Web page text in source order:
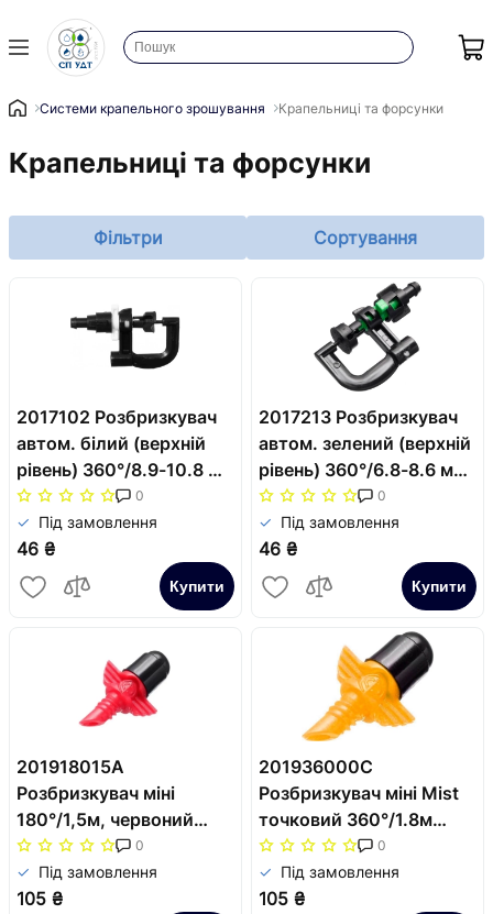
Системи крапельного зрошування Крапельниці та форсунки
Крапельниці та форсунки
Фільтри Сортування
2017102 Розбризкувач
автом. білий (верхній
рівень) 360°/8.9-10.8 м
SAB
0
Під замовлення
46 ₴
Купити
2017213 Розбризкувач
автом. зелений (верхній
рівень) 360°/6.8-8.6 м
SAB
0
Під замовлення
46 ₴
Купити
201918015A
Розбризкувач міні
180°/1,5м, червоний
(1упак.=10 шт.) SAB
0
Під замовлення
105 ₴
201936000C
Розбризкувач міні Mist
точковий 360°/1.8м
жовтий (1 упак. = 10
шт.) SAB
0
Під замовлення
105 ₴